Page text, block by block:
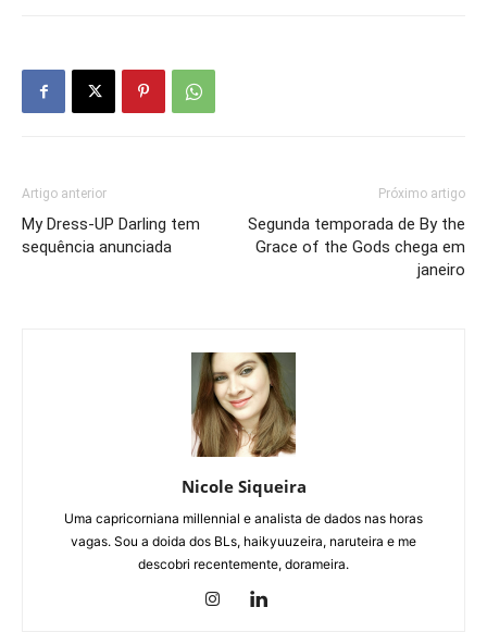
Artigo anterior
My Dress-UP Darling tem
sequência anunciada
Próximo artigo
Segunda temporada de By the
Grace of the Gods chega em
janeiro
Nicole Siqueira
Uma capricorniana millennial e analista de dados nas horas
vagas. Sou a doida dos BLs, haikyuuzeira, naruteira e me
descobri recentemente, dorameira.